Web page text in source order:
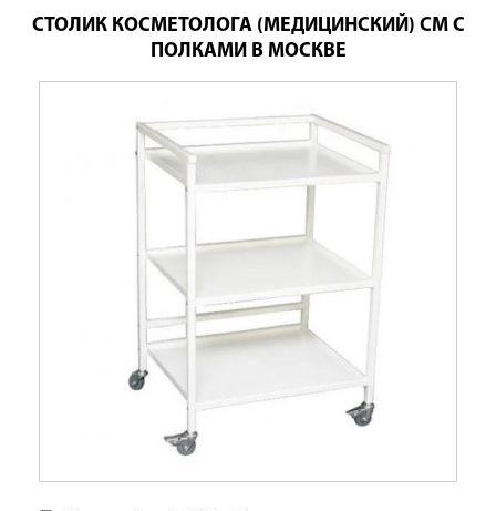
СТОЛИК КОСМЕТОЛОГА (МЕДИЦИНСКИЙ) СМ С
ПОЛКАМИ В МОСКВЕ